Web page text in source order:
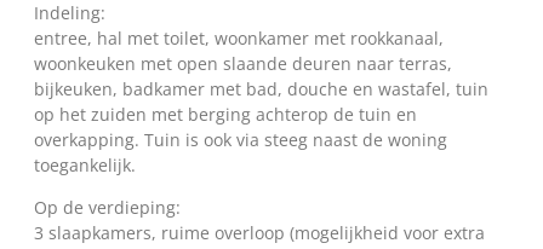
Indeling:
entree, hal met toilet, woonkamer met rookkanaal,
woonkeuken met open slaande deuren naar terras,
bijkeuken, badkamer met bad, douche en wastafel, tuin
op het zuiden met berging achterop de tuin en
overkapping. Tuin is ook via steeg naast de woning
toegankelijk.
Op de verdieping:
3 slaapkamers, ruime overloop (mogelijkheid voor extra